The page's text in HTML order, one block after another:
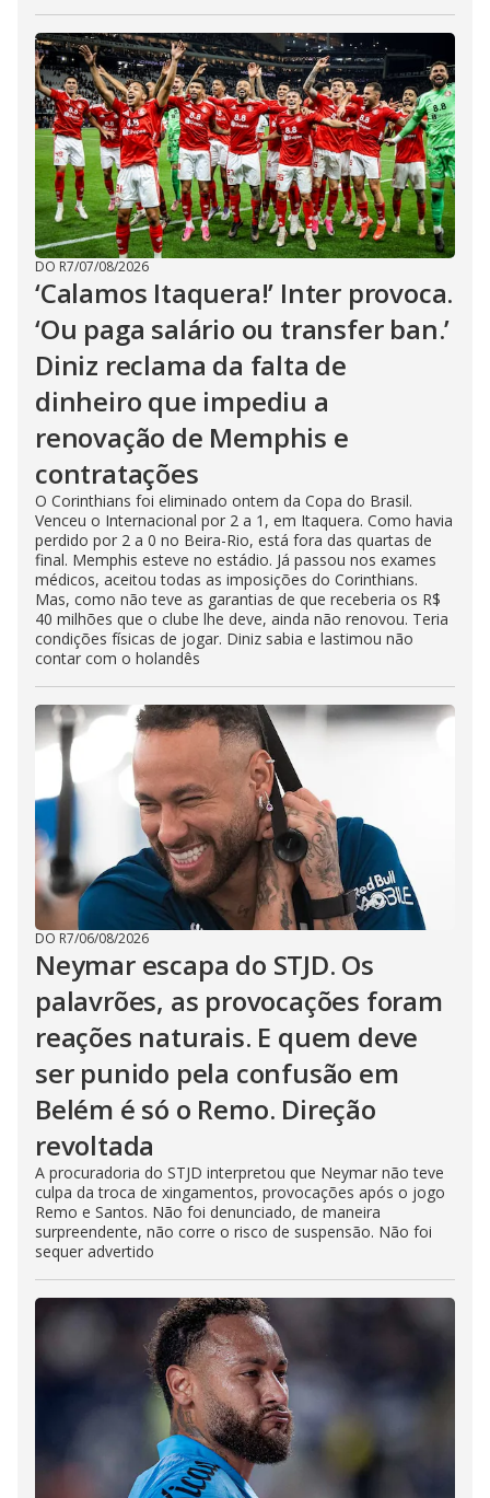
DO R7/07/08/2026
‘Calamos Itaquera!’ Inter provoca.
‘Ou paga salário ou transfer ban.’
Diniz reclama da falta de
dinheiro que impediu a
renovação de Memphis e
contratações
O Corinthians foi eliminado ontem da Copa do Brasil.
Venceu o Internacional por 2 a 1, em Itaquera. Como havia
perdido por 2 a 0 no Beira-Rio, está fora das quartas de
final. Memphis esteve no estádio. Já passou nos exames
médicos, aceitou todas as imposições do Corinthians.
Mas, como não teve as garantias de que receberia os R$
40 milhões que o clube lhe deve, ainda não renovou. Teria
condições físicas de jogar. Diniz sabia e lastimou não
contar com o holandês
DO R7/06/08/2026
Neymar escapa do STJD. Os
palavrões, as provocações foram
reações naturais. E quem deve
ser punido pela confusão em
Belém é só o Remo. Direção
revoltada
A procuradoria do STJD interpretou que Neymar não teve
culpa da troca de xingamentos, provocações após o jogo
Remo e Santos. Não foi denunciado, de maneira
surpreendente, não corre o risco de suspensão. Não foi
sequer advertido